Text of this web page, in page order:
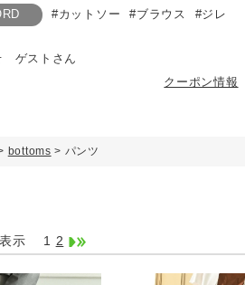
#カットソー #ブラウス #ジレ
ゲストさん
クーポン情報
bottoms > パンツ
表示 1 2